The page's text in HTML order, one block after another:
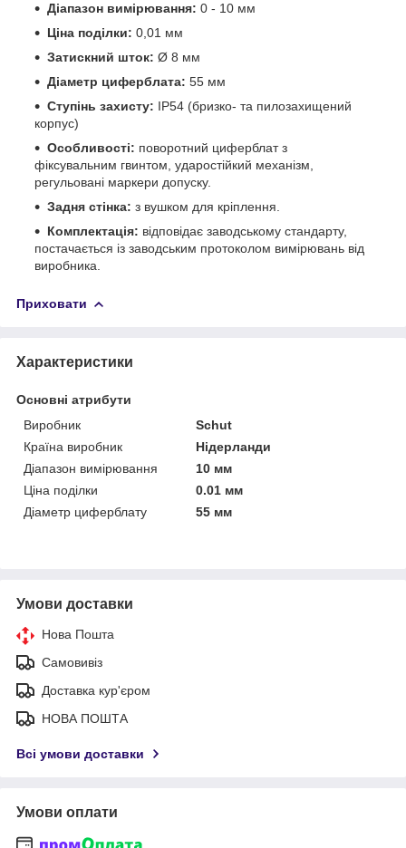
Діапазон вимірювання: 0 - 10 мм
Ціна поділки: 0,01 мм
Затискний шток: Ø 8 мм
Діаметр циферблата: 55 мм
Ступінь захисту: IP54 (бризко- та пилозахищений
корпус)
Особливості: поворотний циферблат з
фіксувальним гвинтом, ударостійкий механізм,
регульовані маркери допуску.
Задня стінка: з вушком для кріплення.
Комплектація: відповідає заводському стандарту,
постачається із заводським протоколом вимірювань від
виробника.
Приховати
Характеристики
Основні атрибути
Виробник
Schut
Країна виробник
Нідерланди
Діапазон вимірювання
10 мм
Ціна поділки
0.01 мм
Діаметр циферблату
55 мм
Умови доставки
Нова Пошта
Самовивіз
Доставка кур'єром
НОВА ПОШТА
Всі умови доставки
Умови оплати